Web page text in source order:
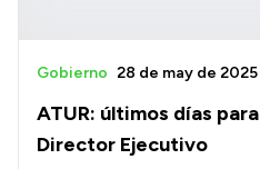
ATUR: últimos días
Director Ejecutivo
Gobierno 28 de may de 2025